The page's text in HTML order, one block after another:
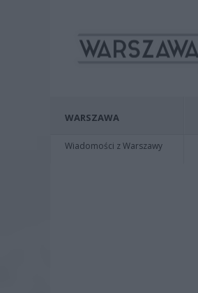
WARSZAWA
Wiadomości z Warszawy